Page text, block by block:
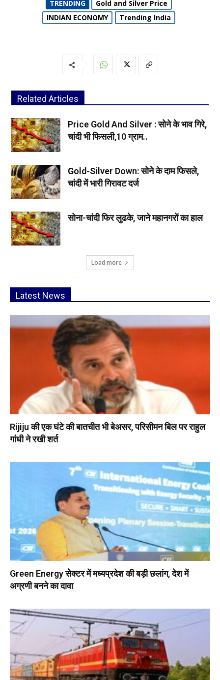
TRENDING
Gold and Silver Price
INDIAN ECONOMY
Trending India
Related Articles
Price Gold And Silver : सोने के भाव गिरे,
चांदी भी फिसली,10 ग्राम..
Gold-Silver Down: सोने के दाम फिसले,
चांदी में भारी गिरावट दर्ज
सोना-चांदी फिर लुढके, जाने महानगरों का हाल
Load more
Latest News
Rijiju की एक घंटे की बातचीत भी बेअसर, परिसीमन बिल पर राहुल
गांधी ने रखी शर्त
Green Energy सेक्टर में मध्यप्रदेश की बड़ी छलांग, देश में
अग्रणी बनने का दावा